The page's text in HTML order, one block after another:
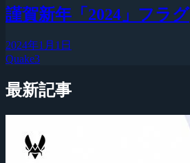
謹賀新年「2024」フラグ
2024年1月1日
Quake3
最新記事